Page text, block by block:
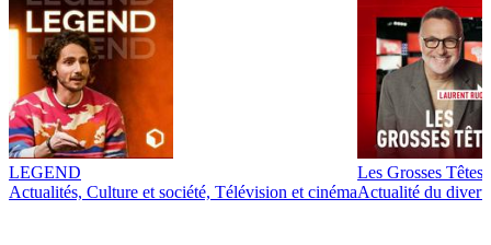
LEGEND
Actualités, Culture et société, Télévision et cinéma
Les Grosses Têtes
Actualité du